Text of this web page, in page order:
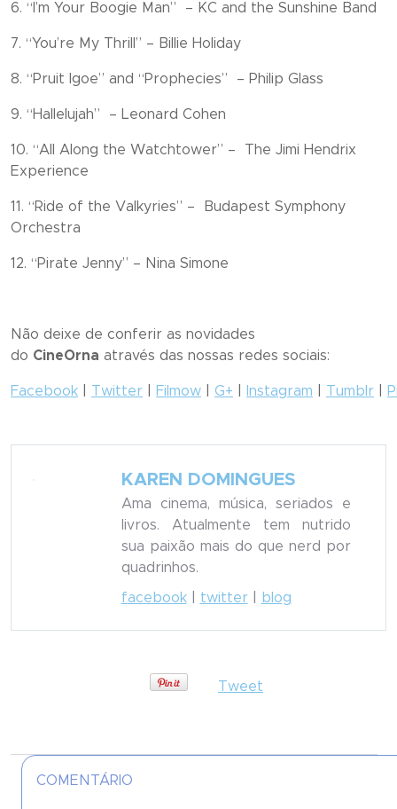
6. “I’m Your Boogie Man” – KC and the Sunshine Band
7. “You’re My Thrill” – Billie Holiday
8. “Pruit Igoe” and “Prophecies” – Philip Glass
9. “Hallelujah” – Leonard Cohen
10. “All Along the Watchtower” – The Jimi Hendrix
Experience
11. “Ride of the Valkyries” – Budapest Symphony
Orchestra
12. “Pirate Jenny” – Nina Simone
Não deixe de conferir as novidades
do CineOrna através das nossas redes sociais:
Facebook Twitter Filmow G+ Instagram Tumblr
KAREN DOMINGUES
Ama cinema, música, seriados e
livros. Atualmente tem nutrido
sua paixão mais do que nerd por
quadrinhos.
facebook| twitter| blog
Tweet